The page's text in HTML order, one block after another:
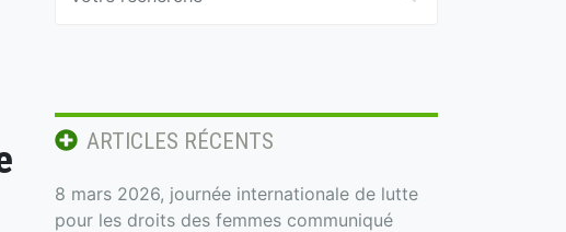
ARTICLES RÉCENTS
8 mars 2026, journée internationale de lutte
pour les droits des femmes communiqué